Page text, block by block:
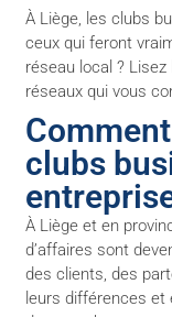
À Liège, les clubs
ceux qui feront
réseau local ?
réseaux qui vous
clubs
À Liège et en
d’affaires sont
des clients, des
leurs différences et